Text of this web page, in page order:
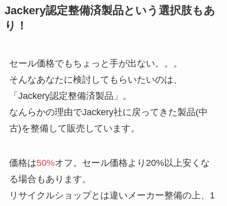
Jackery認定整備済製品という選択肢もあ
り！
セール価格でもちょっと手が出ない。。。
そんなあなたに検討してもらいたいのは、
「Jackery認定整備済製品」。
なんらかの理由でJackery社に戻ってきた製品(中
古)を整備して販売しています。
価格は50%オフ。セール価格より20%以上安くな
る場合もあります。
リサイクルショップとは違いメーカー整備の上、1